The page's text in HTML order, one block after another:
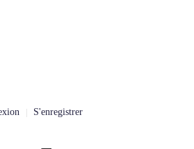
S'enregistrer